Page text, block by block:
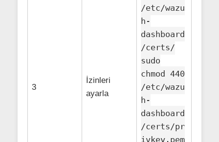
3
İzinleri
ayarla
/etc/wazu
h-
dashboard
/certs/
sudo
chmod 440
/etc/wazu
h-
dashboard
/certs/pr
ivkey.pem